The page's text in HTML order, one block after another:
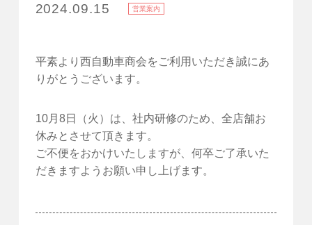
2024.09.15 営業案内
平素より西自動車商会をご利用いただき誠にあ
りがとうございます。
10月8日（火）は、社内研修のため、全店舗お
休みとさせて頂きます。
ご不便をおかけいたしますが、何卒ご了承いた
だきますようお願い申し上げます。